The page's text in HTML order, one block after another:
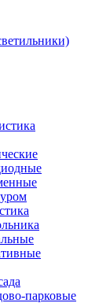
парковые